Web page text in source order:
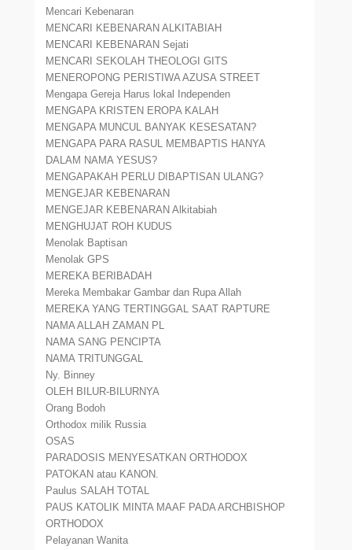
Mencari Kebenaran
MENCARI KEBENARAN ALKITABIAH
MENCARI KEBENARAN Sejati
MENCARI SEKOLAH THEOLOGI GITS
MENEROPONG PERISTIWA AZUSA STREET
Mengapa Gereja Harus lokal Independen
MENGAPA KRISTEN EROPA KALAH
MENGAPA MUNCUL BANYAK KESESATAN?
MENGAPA PARA RASUL MEMBAPTIS HANYA
DALAM NAMA YESUS?
MENGAPAKAH PERLU DIBAPTISAN ULANG?
MENGEJAR KEBENARAN
MENGEJAR KEBENARAN Alkitabiah
MENGHUJAT ROH KUDUS
Menolak Baptisan
Menolak GPS
MEREKA BERIBADAH
Mereka Membakar Gambar dan Rupa Allah
MEREKA YANG TERTINGGAL SAAT RAPTURE
NAMA ALLAH ZAMAN PL
NAMA SANG PENCIPTA
NAMA TRITUNGGAL
Ny. Binney
OLEH BILUR-BILURNYA
Orang Bodoh
Orthodox milik Russia
OSAS
PARADOSIS MENYESATKAN ORTHODOX
PATOKAN atau KANON.
Paulus SALAH TOTAL
PAUS KATOLIK MINTA MAAF PADA ARCHBISHOP
ORTHODOX
Pelayanan Wanita